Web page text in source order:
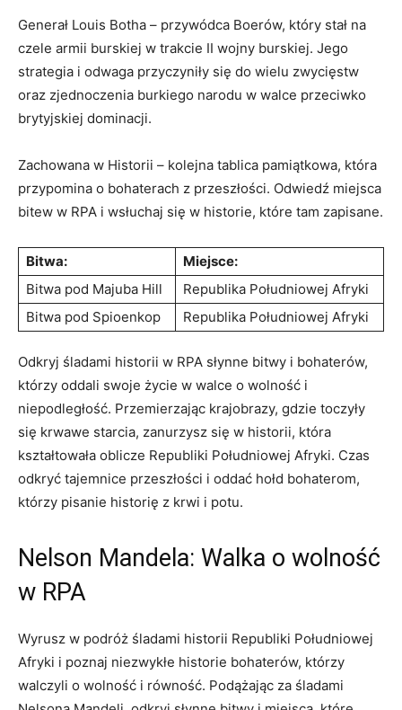
Generał Louis Botha – przywódca‍ Boerów, ​który stał na
czele armii⁢ burskiej w ⁤trakcie II wojny burskiej. ⁤Jego‍
strategia i odwaga przyczyniły ​się⁣ do wielu zwycięstw⁢
oraz zjednoczenia burkiego narodu w walce​ przeciwko
brytyjskiej⁣ dominacji.
Zachowana w Historii – kolejna​ tablica pamiątkowa, która
⁤przypomina‌ o bohaterach z przeszłości.⁤ Odwiedź ⁢miejsca
bitew w RPA i wsłuchaj się w historie, które tam zapisane.
Bitwa:
Miejsce:
Bitwa pod Majuba Hill
Republika Południowej Afryki
Bitwa pod​ Spioenkop
Republika Południowej Afryki
Odkryj śladami historii ‌w RPA słynne bitwy i bohaterów,
którzy oddali swoje ⁣życie w walce ⁢o wolność i
⁢niepodległość. Przemierzając krajobrazy, gdzie toczyły
się krwawe starcia, zanurzysz ‍się w⁤ historii,‍ która
kształtowała oblicze Republiki Południowej Afryki. Czas
odkryć tajemnice przeszłości i ⁤oddać⁢ hołd bohaterom,
którzy pisanie historię ​z krwi i potu.
Nelson Mandela: Walka‌ o ⁣wolność
w RPA
Wyrusz⁢ w podróż śladami historii Republiki Południowej
Afryki i poznaj niezwykłe historie bohaterów, którzy ​
walczyli o wolność i równość. Podążając za śladami